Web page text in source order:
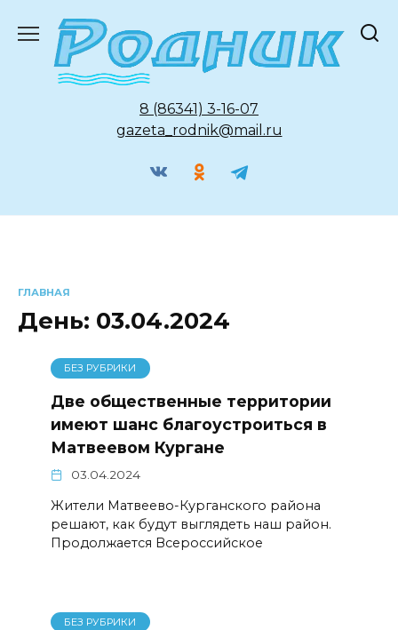
содержанию
8 (86341) 3-16-07
gazeta_rodnik@mail.ru
ГЛАВНАЯ
День: 03.04.2024
БЕЗ РУБРИКИ
Две общественные территории
имеют шанс благоустроиться в
Матвеевом Кургане
03.04.2024
Жители Матвеево-Курганского района
решают, как будут выглядеть наш район.
Продолжается Всероссийское
БЕЗ РУБРИКИ